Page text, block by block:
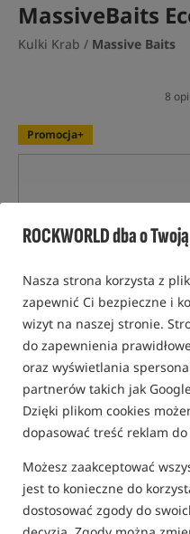
ROCKWORLD dba o
Nasza strona korzysta z
zapewnić Ci bezpieczne i
wizyt na naszej stronie.
do zapewnienia
oraz wyświetlania
partnerów takich jak
Dzięki plikom cookies
dopasować treść reklam
Możesz zaakceptować
jest to konieczne do
dostosować zgody do
MassiveBaits
Kulki Krab / Massive Baits
8
Promocja+